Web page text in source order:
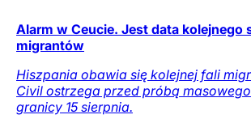
Alarm w Ceucie. Jest data kolejnego
migrantów
Hiszpania obawia się kolejnej fali
Civil ostrzega przed próbą
granicy 15 sierpnia.